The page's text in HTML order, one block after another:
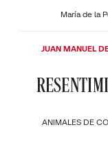
María de la
ANIMALES DE
JUAN MANUEL